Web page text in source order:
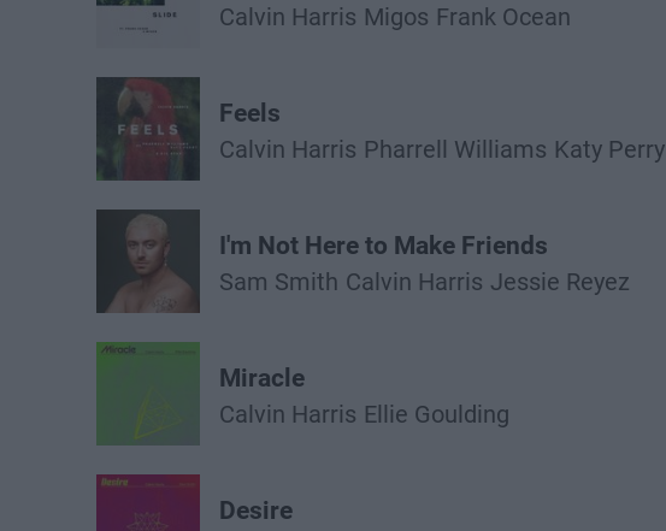
Calvin Harris Migos Frank Ocean
Feels
Calvin Harris Pharrell Williams Katy Perry
I'm Not Here to Make Friends
Sam Smith Calvin Harris Jessie Reyez
Miracle
Calvin Harris Ellie Goulding
Desire